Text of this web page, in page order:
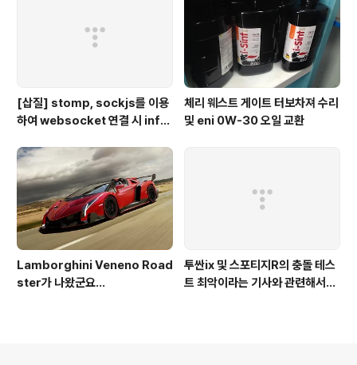
[삽질] stomp, sockjs를 이용
하여 websocket 연결 시 info
체리 웨스트 게이트 터보차져 수리
및 eni 0W-30 오일 교환
Lamborghini Veneno Road
ster가 나왔군요...
투싼ix 및 스포티지R의 충돌 테스
트 최악이라는 기사와 관련해서...